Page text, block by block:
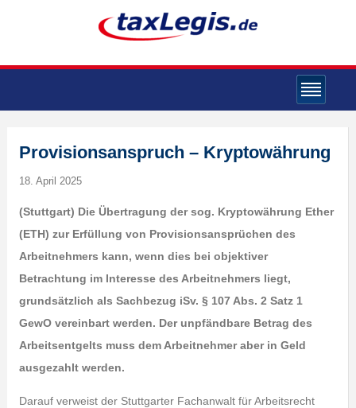
Provisionsanspruch – Kryptowährung
18. April 2025
(Stuttgart) Die Übertragung der sog. Kryptowährung Ether
(ETH) zur Erfüllung von Provisionsansprüchen des
Arbeitnehmers kann, wenn dies bei objektiver
Betrachtung im Interesse des Arbeitnehmers liegt,
grundsätzlich als Sachbezug iSv. § 107 Abs. 2 Satz 1
GewO vereinbart werden. Der unpfändbare Betrag des
Arbeitsentgelts muss dem Arbeitnehmer aber in Geld
ausgezahlt werden.
Darauf verweist der Stuttgarter Fachanwalt für Arbeitsrecht